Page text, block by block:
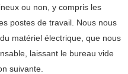
ou non, y compris les
postes de travail. Nous nous
matériel électrique, que nous
laissant le bureau vide
suivante.